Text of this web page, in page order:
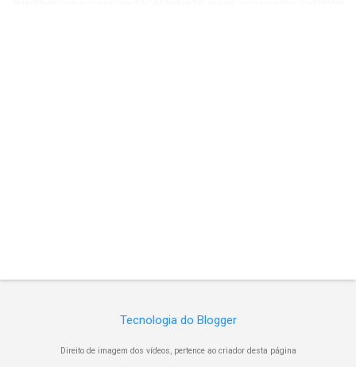
Tecnologia do Blogger
Direito de imagem dos vídeos, pertence ao criador desta página